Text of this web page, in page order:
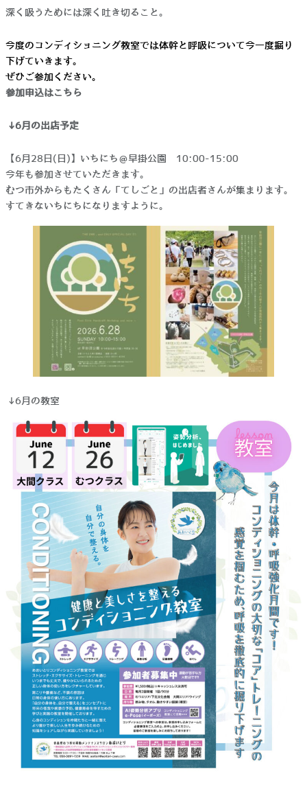
深く吸うためには深く吐き切ること。
今度のコンディショニング教室では体幹と呼吸について今一度掘り
下げていきます。
ぜひご参加ください。
参加申込はこちら
↓6月の出店予定
【6月28日(日)】いちにち＠早掛公園 10:00-15:00
今年も参加させていただきます。
むつ市外からもたくさん「てしごと」の出店者さんが集まります。
すてきないちにちになりますように。
↓6月の教室